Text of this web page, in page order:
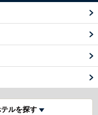
ルを探す